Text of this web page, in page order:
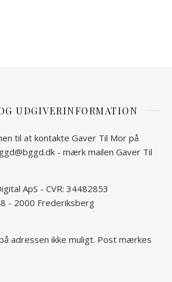
UDGIVERINFORMATION
til at kontakte Gaver Til Mor på
- mærk mailen Gaver Til
ApS - CVR: 34482853
- 2000 Frederiksberg
adressen ikke muligt. Post mærkes